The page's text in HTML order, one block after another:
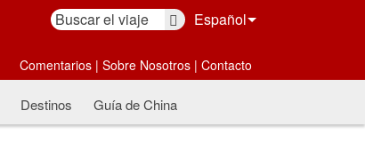
Español
Comentarios | Sobre Nosotros | Contacto
Destinos Guía de China